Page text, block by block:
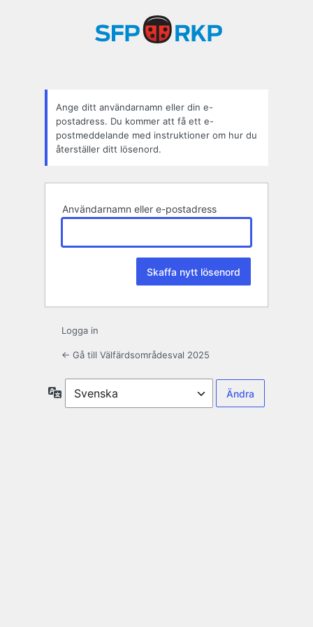
Ange ditt användarnamn eller din e-
postadress. Du kommer att få ett e-
postmeddelande med instruktioner om hur du
återställer ditt lösenord.
Användarnamn eller e-postadress
Logga in
← Gå till Välfärdsområdesval 2025
Språk